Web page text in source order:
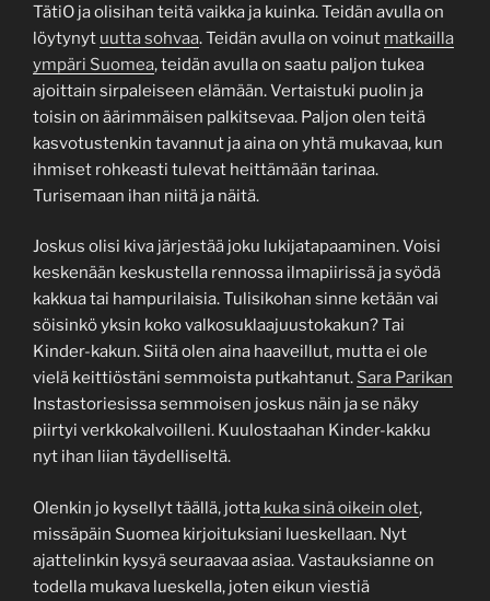
TätiO ja olisihan teitä vaikka ja kuinka. Teidän avulla on
löytynyt uutta sohvaa. Teidän avulla on voinut matkailla
ympäri Suomea, teidän avulla on saatu paljon tukea
ajoittain sirpaleiseen elämään. Vertaistuki puolin ja
toisin on äärimmäisen palkitsevaa. Paljon olen teitä
kasvotustenkin tavannut ja aina on yhtä mukavaa, kun
ihmiset rohkeasti tulevat heittämään tarinaa.
Turisemaan ihan niitä ja näitä.
Joskus olisi kiva järjestää joku lukijatapaaminen. Voisi
keskenään keskustella rennossa ilmapiirissä ja syödä
kakkua tai hampurilaisia. Tulisikohan sinne ketään vai
söisinkö yksin koko valkosuklaajuustokakun? Tai
Kinder-kakun. Siitä olen aina haaveillut, mutta ei ole
vielä keittiöstäni semmoista putkahtanut. Sara Parikan
Instastoriesissa semmoisen joskus näin ja se näky
piirtyi verkkokalvoilleni. Kuulostaahan Kinder-kakku
nyt ihan liian täydelliseltä.
Olenkin jo kysellyt täällä, jotta kuka sinä oikein olet,
missäpäin Suomea kirjoituksiani lueskellaan. Nyt
ajattelinkin kysyä seuraavaa asiaa. Vastauksianne on
todella mukava lueskella, joten eikun viestiä